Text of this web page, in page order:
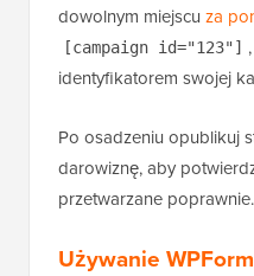
dowolnym miejscu za
[campaign id="123"]
identyfikatorem swojej
Po osadzeniu opublikuj
darowiznę, aby
przetwarzane poprawnie.
Używanie